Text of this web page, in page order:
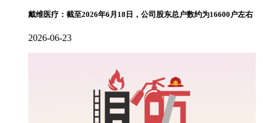
戴维医疗：截至2026年6月18日，公司股东总户数约为16600户左右
2026-06-23